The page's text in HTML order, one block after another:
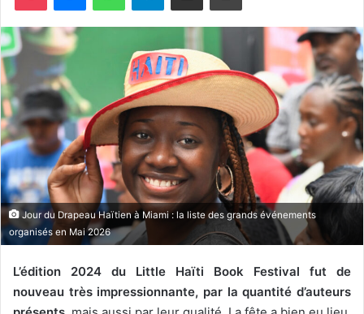
Jour du Drapeau Haïtien à Miami : la liste des grands événements
organisés en Mai 2026
L’édition 2024 du Little Haïti Book Festival fut de
nouveau très impressionnante, par la quantité d’auteurs